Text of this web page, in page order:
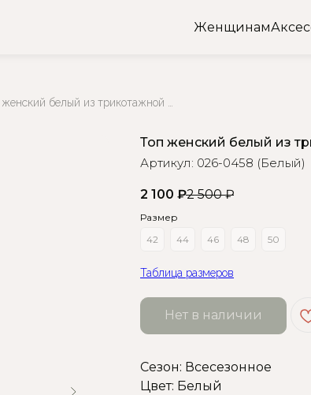
Женщинам
Топ женский белый из
Артикул: 026-0458 (Белый)
2 100 ₽2 500 ₽
Размер
42
44 46 48 50
Таблица размеров
Нет в наличии
Сезон: Всесезонное
Цвет: Белый